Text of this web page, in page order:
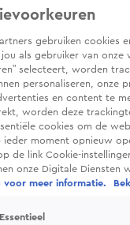
Livestreams
gebruiken cookies
als gebruiker van
selecteert, worden
personaliseren, onze
en content te
worden deze
cookies om de
ieder moment opnieuw
de link Cookie-
onze Digitale Diensten
voor meer informatie.